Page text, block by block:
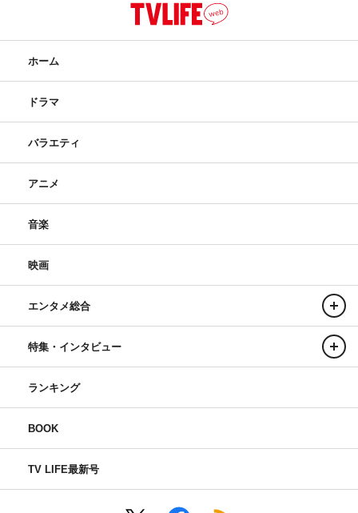
ホーム
ドラマ
バラエティ
アニメ
音楽
映画
エンタメ総合
特集・インタビュー
ランキング
BOOK
TV LIFE最新号